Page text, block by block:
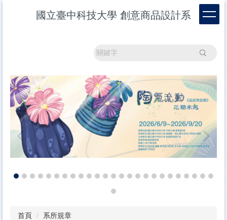
國立臺中科技大學 創意商品設計系
搜尋
首頁 系所規章